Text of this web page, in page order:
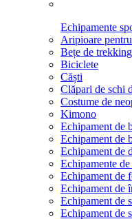
Echipamente
Aripioare
Bețe de trekking
Biciclete
Căști
Clăpari de schi
Costume de
Kimono
Echipament de
Echipament de
Echipament de
Echipamente
Echipament de
Echipament de
Echipament de
Echipament de